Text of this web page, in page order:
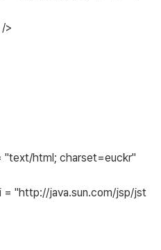
>
"text/html; charset=euckr"
= "http://java.sun.com/jsp/jst